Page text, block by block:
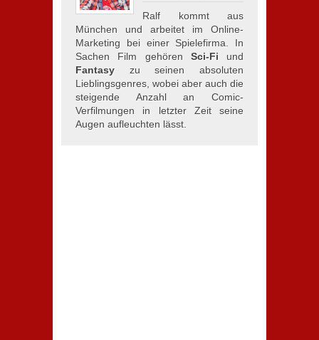
Ralf kommt aus
München und arbeitet im Online-
Marketing bei einer Spielefirma. In
Sachen Film gehören Sci-Fi und
Fantasy zu seinen absoluten
Lieblingsgenres, wobei aber auch die
steigende Anzahl an Comic-
Verfilmungen in letzter Zeit seine
Augen aufleuchten lässt.